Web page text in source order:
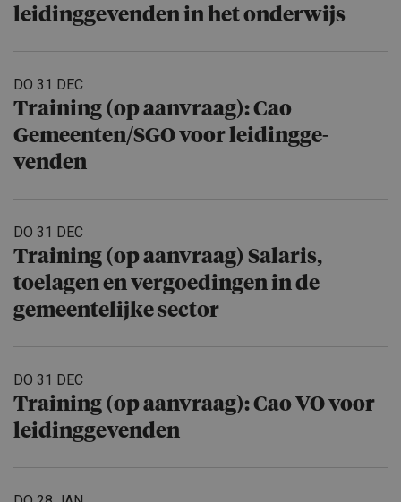
leidingge­venden in het onderwijs
DO 31 DEC
Training (op aanvraag): Cao
Gemeenten/​SGO voor leidingge­
venden
DO 31 DEC
Training (op aanvraag) Salaris,
toelagen en vergoedingen in de
gemeente­lijke sector
DO 31 DEC
Training (op aanvraag): Cao VO voor
leidingge­venden